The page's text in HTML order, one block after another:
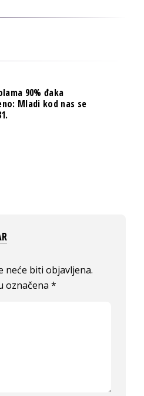
90% đaka
Mladi kod nas se
neće biti objavljena.
označena*